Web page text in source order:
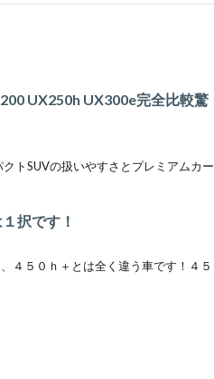
UX250h UX300e完全比較驚
トSUVの扱いやすさとプレミアムカー
択です！
４５０ｈ＋とは全く違う車です！４５